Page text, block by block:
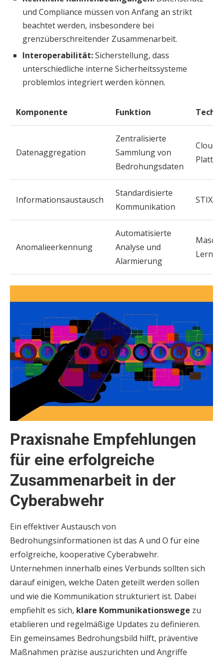
und Compliance müssen von Anfang an strikt
beachtet werden, insbesondere bei
grenzüberschreitender Zusammenarbeit.
Interoperabilität:Sicherstellung, dass
unterschiedliche interne Sicherheitssysteme
problemlos integriert werden können.
Komponente Funktion
Datenaggregation
Zentralisierte
Sammlung von
Bedrohungsdaten
Cloud-
Informationsaustausch
Standardisierte
Kommunikation
STIX/
Anomalieerkennung
Automatisierte
Analyse und
Alarmierung
Lernen
Praxisnahe Empfehlungen
für eine erfolgreiche
Zusammenarbeit in der
Cyberabwehr
Ein effektiver Austausch von
Bedrohungsinformationen ist das A und O für eine
erfolgreiche, kooperative Cyberabwehr.
Unternehmen innerhalb eines Verbunds sollten sich
darauf einigen, welche Daten geteilt werden sollen
und wie die Kommunikation strukturiert ist. Dabei
empfiehlt es sich, klare Kommunikationswege zu
etablieren und regelmäßige Updates zu definieren.
Ein gemeinsames Bedrohungsbild hilft, präventive
Maßnahmen präzise auszurichten und Angriffe